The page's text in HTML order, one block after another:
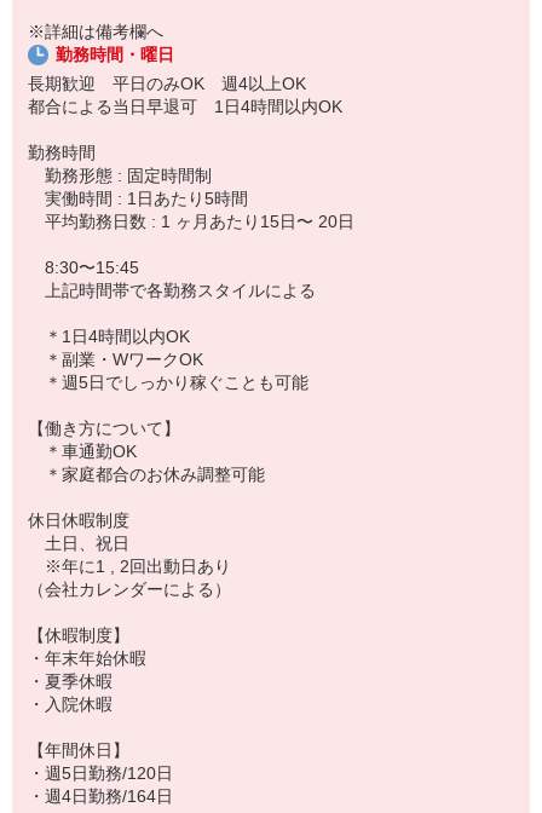
センターに戻り、売上のまとめや翌日の商品準備などを行います。
13:45頃〜
◆お仕事終了・お迎え
ヤクルト保育所へお子様を迎えに行き、一緒に帰宅♪
【主な商品】
ヤクルト400、ヤクルト1000、ミルミル、
※詳細は備考欄へ
勤務時間・曜日
長期歓迎 平日のみOK 週4以上OK
都合による当日早退可 1日4時間以内OK
勤務時間
勤務形態 : 固定時間制
実働時間 : 1日あたり5時間
平均勤務日数 : 1 ヶ月あたり15日〜 20日
8:30〜15:45
上記時間帯で各勤務スタイルによる
＊1日4時間以内OK
＊副業・WワークOK
＊週5日でしっかり稼ぐことも可能
【働き方について】
＊車通勤OK
＊家庭都合のお休み調整可能
休日休暇制度
土日、祝日
※年に1 , 2回出動日あり
（会社カレンダーによる）
【休暇制度】
・年末年始休暇
・夏季休暇
・入院休暇
【年間休日】
・週5日勤務/120日
・週4日勤務/164日